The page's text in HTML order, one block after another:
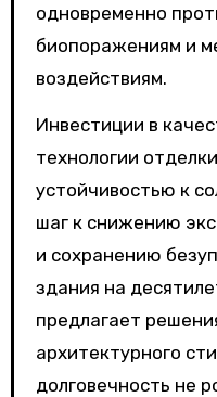
одновременно
биопоражениям и
воздействиям.
Инвестиции в
технологии
устойчивостью к
шаг к снижению
и сохранению
здания на
предлагает
архитектурного
долговечность не